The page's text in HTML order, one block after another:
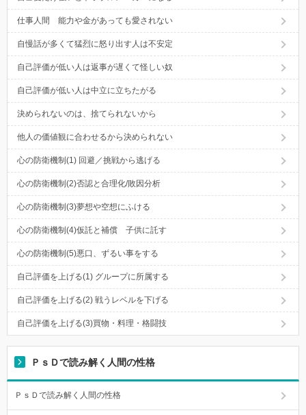
仕事人間 能力や金があっても愛されない
自慢話が多くて猛烈に怒り出す人は不安定
自己評価が低い人は返事が遅くて怪しい奴
自己評価が低い人は中立に立ちたがる
決められないのは、捨てられないから
他人の価値観に合わせるから決められない
心の防衛機制(1) 回避／挑戦から逃げる
心の防衛機制(2)否認と合理化/敗因分析
心の防衛機制(3)夢想や空想にふける
心の防衛機制(4)仮託と補償 子供に託す
心の防衛機制(5)悪口、ずるい事をする
自己評価を上げる(1) グループに所属する
自己評価を上げる(2) 戦うレベルを下げる
自己評価を上げる(3)買物・料理・格闘技
ＰｓＤで読み解く人間の性格
ＰｓＤで読み解く人間の性格